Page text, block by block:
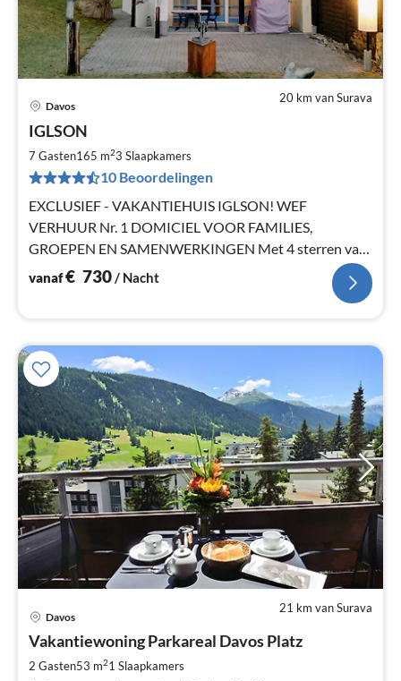
20 km van Surava
Davos
IGLSON
7 Gasten165 m23 Slaapkamers
10 Beoordelingen
EXCLUSIEF - VAKANTIEHUIS IGLSON! WEF
VERHUUR Nr. 1 DOMICIEL VOOR FAMILIES,
GROEPEN EN SAMENWERKINGEN Met 4 sterren van
de Zwitserse Toerisme Federatie
vanaf€ 730/ Nacht
21 km van Surava
Davos
Vakantiewoning Parkareal Davos Platz
2 Gasten53 m21 Slaapkamers